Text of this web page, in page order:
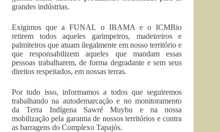
grandes indústrias.
Exigimos que a FUNAI, o IBAMA e o ICMBio
retirem todos aqueles garimpeiros, madeireiros e
palmiteiros que atuam ilegalmente em nosso território e
que responsabilizem aqueles que mandam essas
pessoas trabalharem, de forma degradante e sem seus
direitos respeitados, em nossas terras.
Por tudo isso, informamos a todos que seguiremos
trabalhando na autodemarcação e no monitoramento
da Terra Indígena Sawré Muybu e na nossa
mobilização pela garantia de nossos territórios e contra
as barragens do Complexo Tapajós.